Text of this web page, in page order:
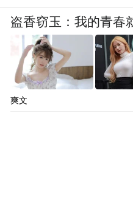
盗香窃玉：我的青春
爽文